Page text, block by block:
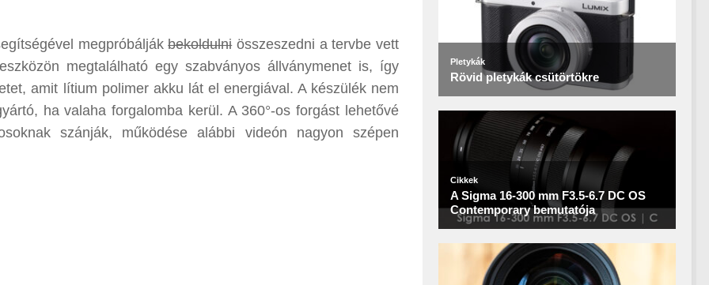
megpróbáljákbekoldulniösszeszedni a tervbe vett
megtalálható egy szabványos állványmenet is, így
amit lítium polimer akku lát el energiával. A készülék nem
ha valaha forgalomba kerül. A 360°-os forgást lehetővé
szánják, működése alábbi videón nagyon szépen